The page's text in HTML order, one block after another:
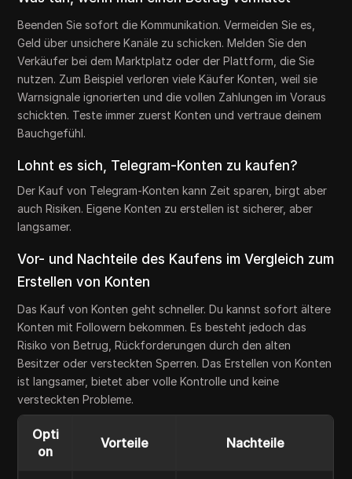
Beenden Sie sofort die Kommunikation. Vermeiden Sie es,
Geld über unsichere Kanäle zu schicken. Melden Sie den
Verkäufer bei dem Marktplatz oder der Plattform, die Sie
nutzen. Zum Beispiel verloren viele Käufer Konten, weil sie
Warnsignale ignorierten und die vollen Zahlungen im Voraus
schickten. Teste immer zuerst Konten und vertraue deinem
Bauchgefühl.
Lohnt es sich, Telegram-Konten zu kaufen?
Der Kauf von Telegram-Konten kann Zeit sparen, birgt aber
auch Risiken. Eigene Konten zu erstellen ist sicherer, aber
langsamer.
Vor- und Nachteile des Kaufens im Vergleich zum
Erstellen von Konten
Das Kauf von Konten geht schneller. Du kannst sofort ältere
Konten mit Followern bekommen. Es besteht jedoch das
Risiko von Betrug, Rückforderungen durch den alten
Besitzer oder versteckten Sperren. Das Erstellen von Konten
ist langsamer, bietet aber volle Kontrolle und keine
versteckten Probleme.
Opti
on
Vorteile Nachteile